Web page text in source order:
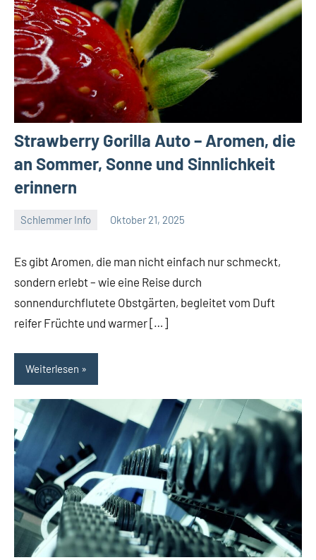
Strawberry Gorilla Auto – Aromen, die
an Sommer, Sonne und Sinnlichkeit
erinnern
Schlemmer Info Oktober 21, 2025
Es gibt Aromen, die man nicht einfach nur schmeckt,
sondern erlebt – wie eine Reise durch
sonnendurchflutete Obstgärten, begleitet vom Duft
reifer Früchte und warmer […]
Weiterlesen